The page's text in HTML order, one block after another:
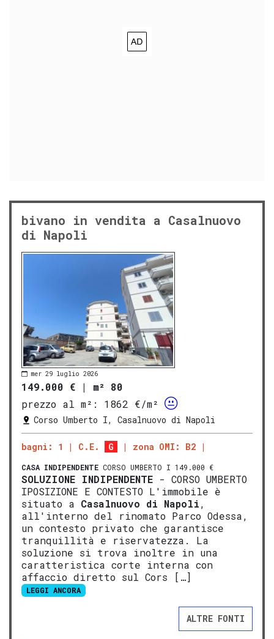
bivano in vendita a Casalnuovo
di Napoli
mer 29 luglio 2026
149.000 € | m² 80
prezzo al m²:
1862 €/m²
Corso Umberto I, Casalnuovo di Napoli
bagni: 1 C.E. G zona OMI: B2
CASA INDIPENDENTE CORSO UMBERTO I 149.000 €
SOLUZIONE INDIPENDENTE - CORSO UMBERTO
IPOSIZIONE E CONTESTO L'immobile è
situato a Casalnuovo di Napoli,
all'interno del rinomato Parco Odessa,
un contesto privato che garantisce
tranquillità e riservatezza. La
soluzione si trova inoltre in una
caratteristica corte interna con
affaccio diretto sul Cors […]
LEGGI ANCORA
ALTRE FONTI